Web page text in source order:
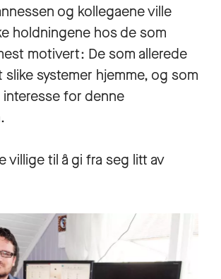
og kollegaene ville
holdningene hos de som
motivert: De som allerede
slike systemer hjemme, og som
interesse for denne
villige til å gi fra seg litt av